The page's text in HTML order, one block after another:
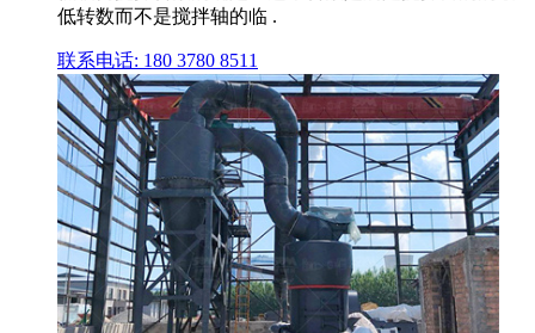
低转数而不是搅拌轴的临 .
联系电话: 180 3780 8511